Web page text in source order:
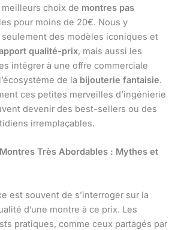
choix de montres pas
pour moins de 20€. Nous y
des modèles iconiques et
qualité-prix, mais aussi les
intégrer à une offre commerciale
de la bijouterie fantaisie.
ces petites merveilles d’ingénierie
devenir des best-sellers ou des
irremplaçables.
Très Abordables : Mythes et
est souvent de s’interroger sur la
d’une montre à ce prix. Les
pratiques, comme ceux partagés par